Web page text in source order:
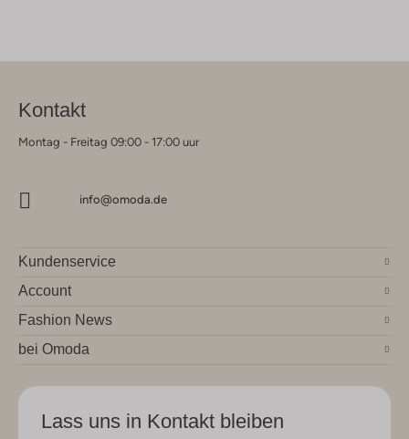
Kontakt
Montag - Freitag 09:00 - 17:00 uur
info@omoda.de
Kundenservice
Account
Fashion News
bei Omoda
Lass uns in Kontakt bleiben